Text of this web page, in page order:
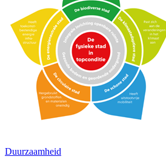
Duurzaamheid